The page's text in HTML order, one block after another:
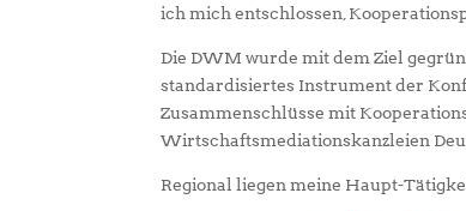
ich mich entschlossen,
Die DWM wurde mit dem Ziel
standardisiertes Instrument der
Zusammenschlüsse mit
Wirtschaftsmediationskanzleien
Regional liegen meine Haupt-